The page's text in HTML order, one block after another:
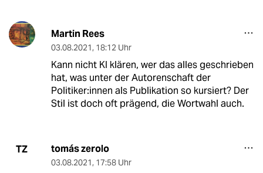
Martin Rees
03.08.2021, 18:12 Uhr
Kann nicht KI klären, wer das alles geschrieben
hat, was unter der Autorenschaft der
Politiker:innen als Publikation so kursiert? Der
Stil ist doch oft prägend, die Wortwahl auch.
TZ tomás zerolo
03.08.2021, 17:58 Uhr